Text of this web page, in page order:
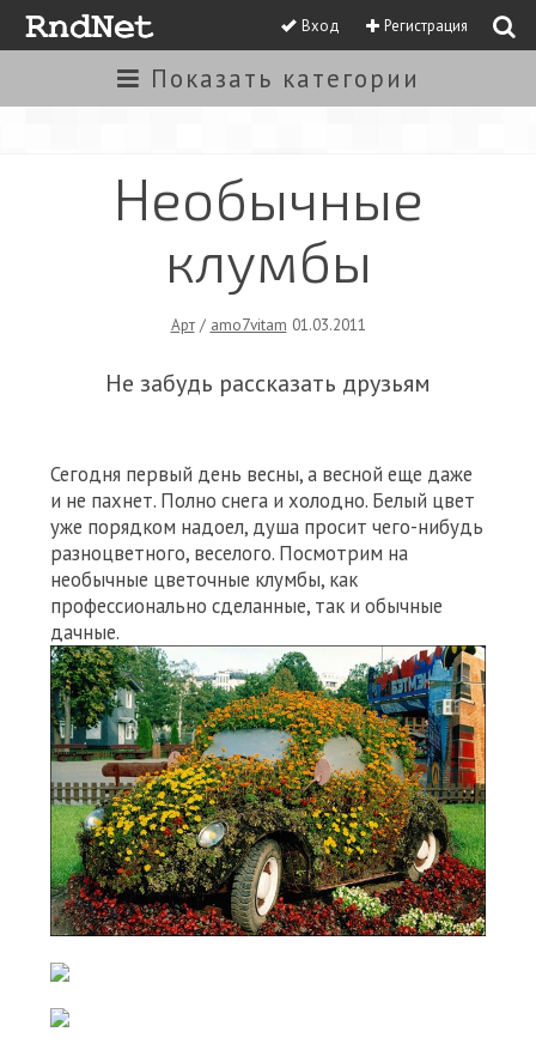
Вход Регистрация
Показать категории
Необычные
клумбы
Арт/ amo7vitam 01.03.2011
Не забудь рассказать друзьям
Сегодня первый день весны, а весной еще даже
и не пахнет. Полно снега и холодно. Белый цвет
уже порядком надоел, душа просит чего-нибудь
разноцветного, веселого. Посмотрим на
необычные цветочные клумбы, как
профессионально сделанные, так и обычные
дачные.